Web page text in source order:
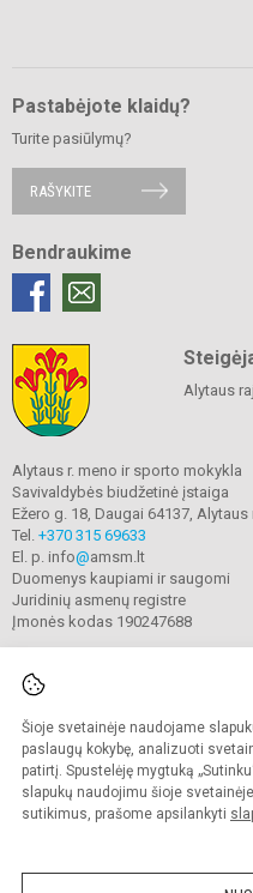
Šioje svetainėje naudojame
paslaugų kokybę, analizuoti
patirtį. Spustelėję mygtuką
slapukų naudojimu šioje
sutikimus, prašome apsilankyti
Pastabėjote klaidų?
Turite pasiūlymų?
RAŠYKITE
Bendraukime
Alytaus
Alytaus r. meno ir sporto mokykla
Savivaldybės biudžetinė įstaiga
Ežero g. 18, Daugai 64137, Alytaus
Tel. +370 315 69633
El. p. info@amsm.lt
Duomenys kaupiami ir saugomi
Juridinių asmenų registre
Įmonės kodas 190247688
© 2020. Alytaus r. meno ir
Kopijuoti turinį be raštiško
Prieinamumo
Sumanus būdas atnaujinti